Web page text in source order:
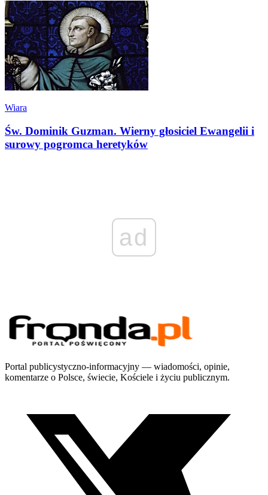
Wiara
Św. Dominik Guzman. Wierny głosiciel Ewangelii i
surowy pogromca heretyków
ad
Portal publicystyczno-informacyjny — wiadomości, opinie,
komentarze o Polsce, świecie, Kościele i życiu publicznym.